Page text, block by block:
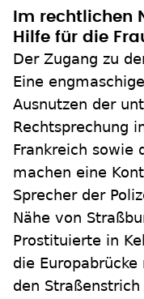
Im rechtlichen
Hilfe für die
Der Zugang zu
Eine
Ausnutzen der
Rechtsprechung
Frankreich sowie
machen eine
Sprecher der
Nähe von
Prostituierte in
die
den